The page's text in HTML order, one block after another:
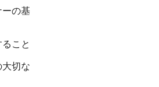
の基
こと
切な